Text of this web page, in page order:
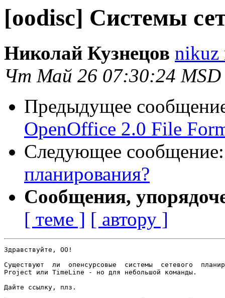
[oodisc] Системы
Николай Кузнецов nikuz
Чт Май 26 07:30:24 MSD
Предыдущее
OpenOffice 2.0 File
Следующее
планирования?
Сообщения,
[ теме ] [ автору ]
Здравствуйте, ОО!
Существуют  ли  опенсурсовые  системы  сетевого
Project или TimeLine - но для небольшой команды.
Дайте ссылку, плз.